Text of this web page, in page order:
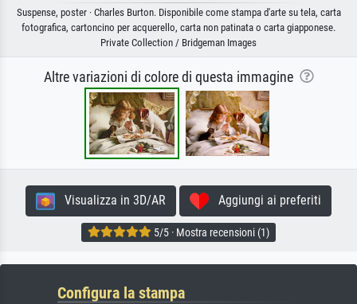
Suspense, poster · Charles Burton. Disponibile come stampa d'arte su tela, carta
fotografica, cartoncino per acquerello, carta non patinata o carta giapponese.
Private Collection / Bridgeman Images
Altre variazioni di colore di questa immagine
Visualizza in 3D/AR Aggiungi ai preferiti
5/5 · Mostra recensioni (1)
Configura la stampa